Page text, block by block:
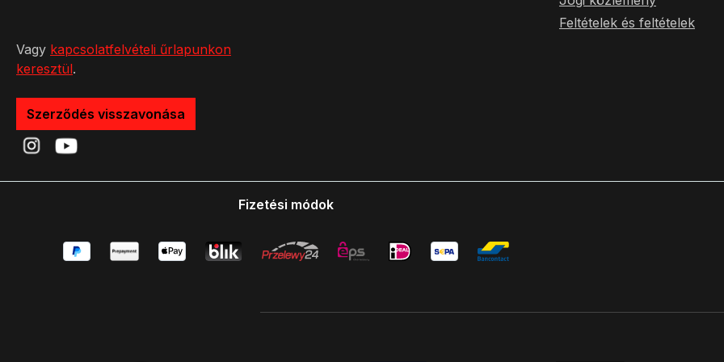
Information Manufacturer Picotronic
GmbH Rudolf-Diesel-Str.2a 56070
Koblenz Deutschlandinfo@picotronic.de
Responsible Economic Operator
Picotronic GmbH Rudolf-Diesel-Str.2a
56070 Koblenz Deutschland
benötigt, damit sich die Abdeckung an
einrasten kann. OpticGard wird die Optik
einem Holster verwenden, stellen Sie
Vagy kapcsolatfelvételi űrlapunkon
keresztül.
Szerződés visszavonása
Feltételek és feltételek
Fizetési módok